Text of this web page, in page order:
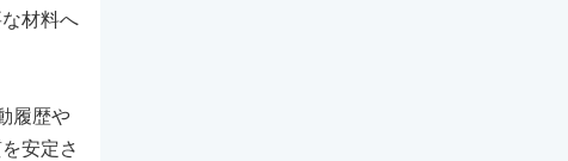
材料へ
履歴や
安定さ